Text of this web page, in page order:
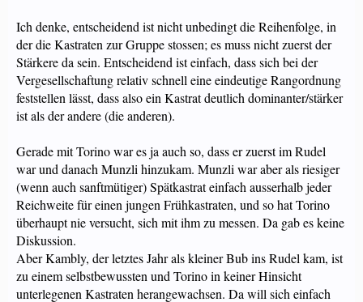
Ich denke, entscheidend ist nicht unbedingt die Reihenfolge, in
der die Kastraten zur Gruppe stossen; es muss nicht zuerst der
Stärkere da sein. Entscheidend ist einfach, dass sich bei der
Vergesellschaftung relativ schnell eine eindeutige Rangordnung
feststellen lässt, dass also ein Kastrat deutlich dominanter/stärker
ist als der andere (die anderen).
Gerade mit Torino war es ja auch so, dass er zuerst im Rudel
war und danach Munzli hinzukam. Munzli war aber als riesiger
(wenn auch sanftmütiger) Spätkastrat einfach ausserhalb jeder
Reichweite für einen jungen Frühkastraten, und so hat Torino
überhaupt nie versucht, sich mit ihm zu messen. Da gab es keine
Diskussion.
Aber Kambly, der letztes Jahr als kleiner Bub ins Rudel kam, ist
zu einem selbstbewussten und Torino in keiner Hinsicht
unterlegenen Kastraten herangewachsen. Da will sich einfach